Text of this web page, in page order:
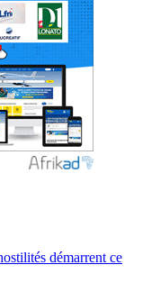
démarrent ce